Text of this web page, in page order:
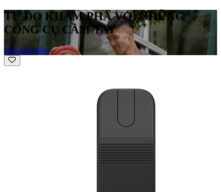
TỰ DO KHÁM PHÁ VỚI NHỮNG
CÔNG CỤ CẦM TAY
Tìm hiểu thêm